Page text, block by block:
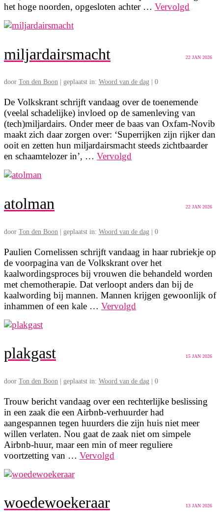
het hoge noorden, opgesloten achter … Vervolgd
22 JAN 2026
miljardairsmacht
door Ton den Boon geplaatst in: Woord van de dag 0
De Volkskrant schrijft vandaag over de toenemende
(veelal schadelijke) invloed op de samenleving van
(tech)miljardairs. Onder meer de baas van Oxfam-Novib
maakt zich daar zorgen over: ‘Superrijken zijn rijker dan
ooit en zetten hun miljardairsmacht steeds zichtbaarder
en schaamtelozer in’, … Vervolgd
22 JAN 2026
atolman
door Ton den Boon | geplaatst in: Woord van de dag | 0
Paulien Cornelissen schrijft vandaag in haar rubriekje op
de voorpagina van de Volkskrant over het
kaalwordingsproces bij vrouwen die behandeld worden
met chemotherapie. Dat verloopt anders dan bij de
kaalwording bij mannen. Mannen krijgen gewoonlijk of
inhammen of een kale … Vervolgd
15 JAN 2026
plakgast
door Ton den Boon | geplaatst in: Woord van de dag | 0
Trouw bericht vandaag over een rechterlijke beslissing
in een zaak die een Airbnb-verhuurder had
aangespannen tegen huurders die zijn huis niet meer
willen verlaten. Nou gaat de zaak niet om simpele
Airbnb-huur, maar een min of meer reguliere
voortzetting van … Vervolgd
13 JAN 2026
woedewoekeraar